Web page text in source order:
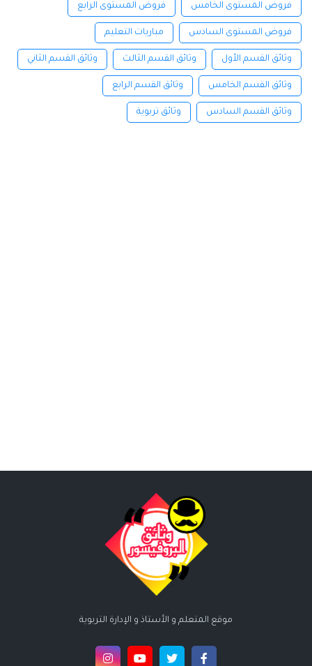
فروض المستوى الخامس فروض المستوى الرابع
فروض المستوى السادس مباريات التعليم
وثائق القسم الأول وثائق القسم الثالث وثائق القسم الثاني
وثائق القسم الخامس وثائق القسم الرابع
وثائق القسم السادس وثائق تربوية
موقع المتعلم و الأستاذ و الإدارة التربوية